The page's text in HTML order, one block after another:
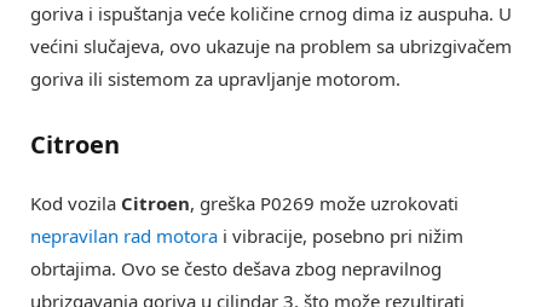
goriva i ispuštanja veće količine crnog dima iz auspuha. U
većini slučajeva, ovo ukazuje na problem sa ubrizgivačem
goriva ili sistemom za upravljanje motorom.
Citroen
Kod vozila Citroen, greška P0269 može uzrokovati
nepravilan rad motora i vibracije, posebno pri nižim
obrtajima. Ovo se često dešava zbog nepravilnog
ubrizgavanja goriva u cilindar 3, što može rezultirati